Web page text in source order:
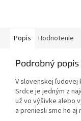
Popis Hodnotenie
Podrobný popis
V slovenskej ľudovej
Srdce je jedným z
už vo výšivke alebo
a preniesli sme ho aj